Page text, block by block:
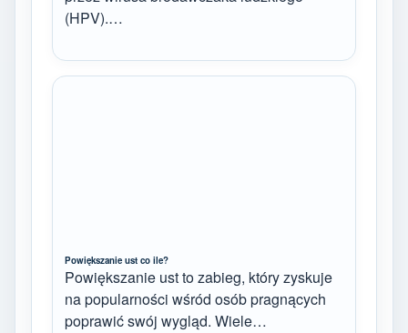
(HPV).…
Powiększanie ust co ile?
Powiększanie ust to zabieg, który zyskuje
na popularności wśród osób pragnących
poprawić swój wygląd. Wiele…